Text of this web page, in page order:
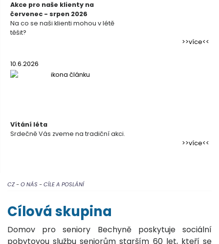
Akce pro naše klienty na
červenec - srpen 2026
Na co se naši klienti mohou v létě
těšit?
více
10.6.2026
Vítání léta
Srdečně Vás zveme na tradiční akci.
více
CZ-O NÁS -CÍLE A POSLÁNÍ
Cílová skupina
Domov pro seniory Bechyně poskytuje sociální
pobytovou službu seniorům starším 60 let, kteří se